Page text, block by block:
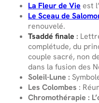
La Fleur de Vie est
Le Sceau de
renouvelé.
Tsaddé finale :
complétude, du
couple sacré, non
dans la fusion des
Soleil-Lune :
Les Colombes :
Chromothérapie :